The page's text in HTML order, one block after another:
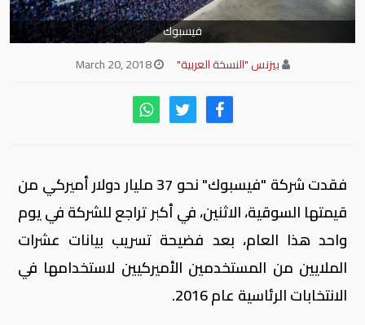
فيسبوك
بيزنس "النسخة العربية"
March 20, 2018
فقدت شركة "فيسبوك" نحو 37 مليار دولار أميركي من
قيمتها السوقية، الاثنين، في أكبر تراجع للشركة في يوم
واحد هذا العام، بعد فضيحة تسريب بيانات عشرات
الملايين من المستخدمين الأميركيين لاستخدامها في
الانتخابات الرئاسية عام 2016.